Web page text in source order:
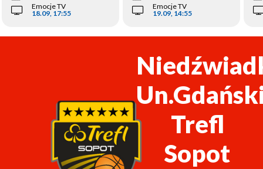
Emocje TV
18.09, 17:55
Emocje TV
19.09, 14:55
Trefl
Sopot